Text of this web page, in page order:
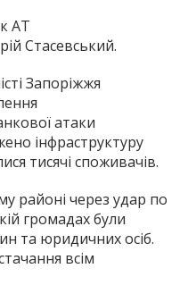
АТ
Стасевський.
Запоріжжя
атаки
інфраструктуру
тисячі споживачів.
районі через удар по
громадах були
та юридичних осіб.
всім